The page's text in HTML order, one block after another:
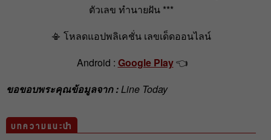
ตัวเลข ทำนายฝัน ***
📳 โหลดแอปพลิเคชั่น เลขเด็ดออนไลน์
Android : Google Play👈
ขอขอบพระคุณข้อมูลจาก :Line Today
บทความแนะนำ